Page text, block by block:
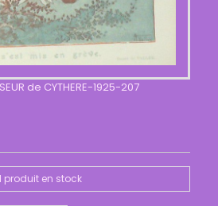
de CYTHERE-1925-207
produit en stock